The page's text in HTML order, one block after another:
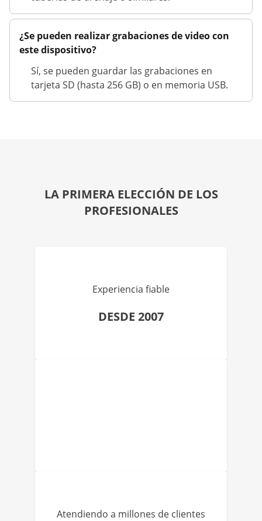
¿Se pueden realizar grabaciones de video con
este dispositivo?
Sí, se pueden guardar las grabaciones en
tarjeta SD (hasta 256 GB) o en memoria USB.
LA PRIMERA ELECCIÓN DE LOS
PROFESIONALES
Experiencia fiable
DESDE 2007
Atendiendo a millones de clientes